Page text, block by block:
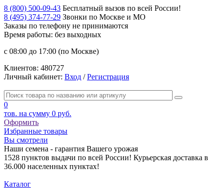
8 (800) 500-09-43 Бесплатный вызов по всей России!
8 (495) 374-77-29 Звонки по Москве и МО
Заказы по телефону не принимаются
Время работы: без выходных
с 08:00 до 17:00 (по Москве)
Клиентов: 480727
Личный кабинет: Вход /Регистрация
0
тов. на сумму 0 руб.
Оформить
Избранные товары
Вы смотрели
Наши семена - гарантия Вашего урожая
1528 пунктов выдачи по всей России! Курьерская доставка в
36.000 населенных пунктах!
Каталог